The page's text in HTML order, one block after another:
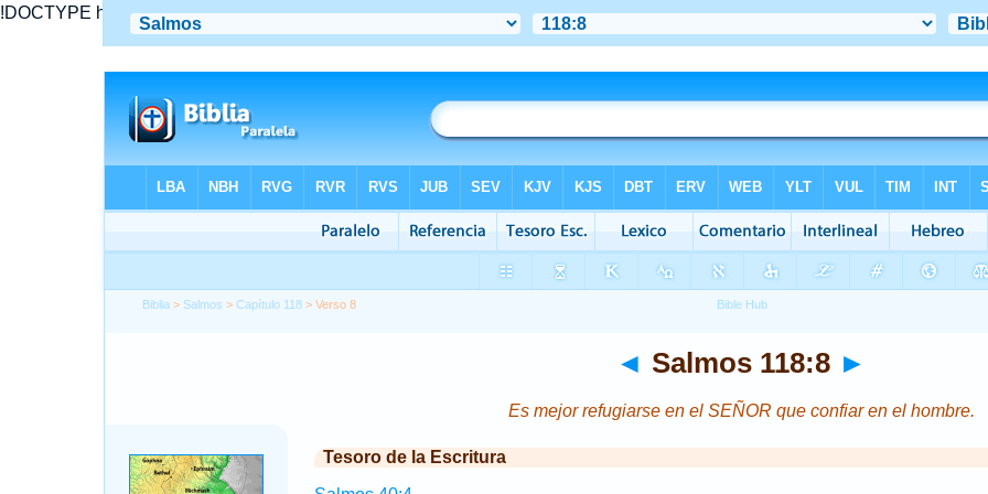
!DOCTYPE html PUBLIC "-//W3C//DTD XHTML 1.0 Transitional//EN" "http://www.w3.org/TR/xhtml1/DTD/xhtml1-
Biblia > Salmos >Capítulo 118 > Verso 8
◄ Salmos 118:8 ►
Es mejor refugiarse en el SEÑOR que confiar en el hombre.
Tesoro de la Escritura